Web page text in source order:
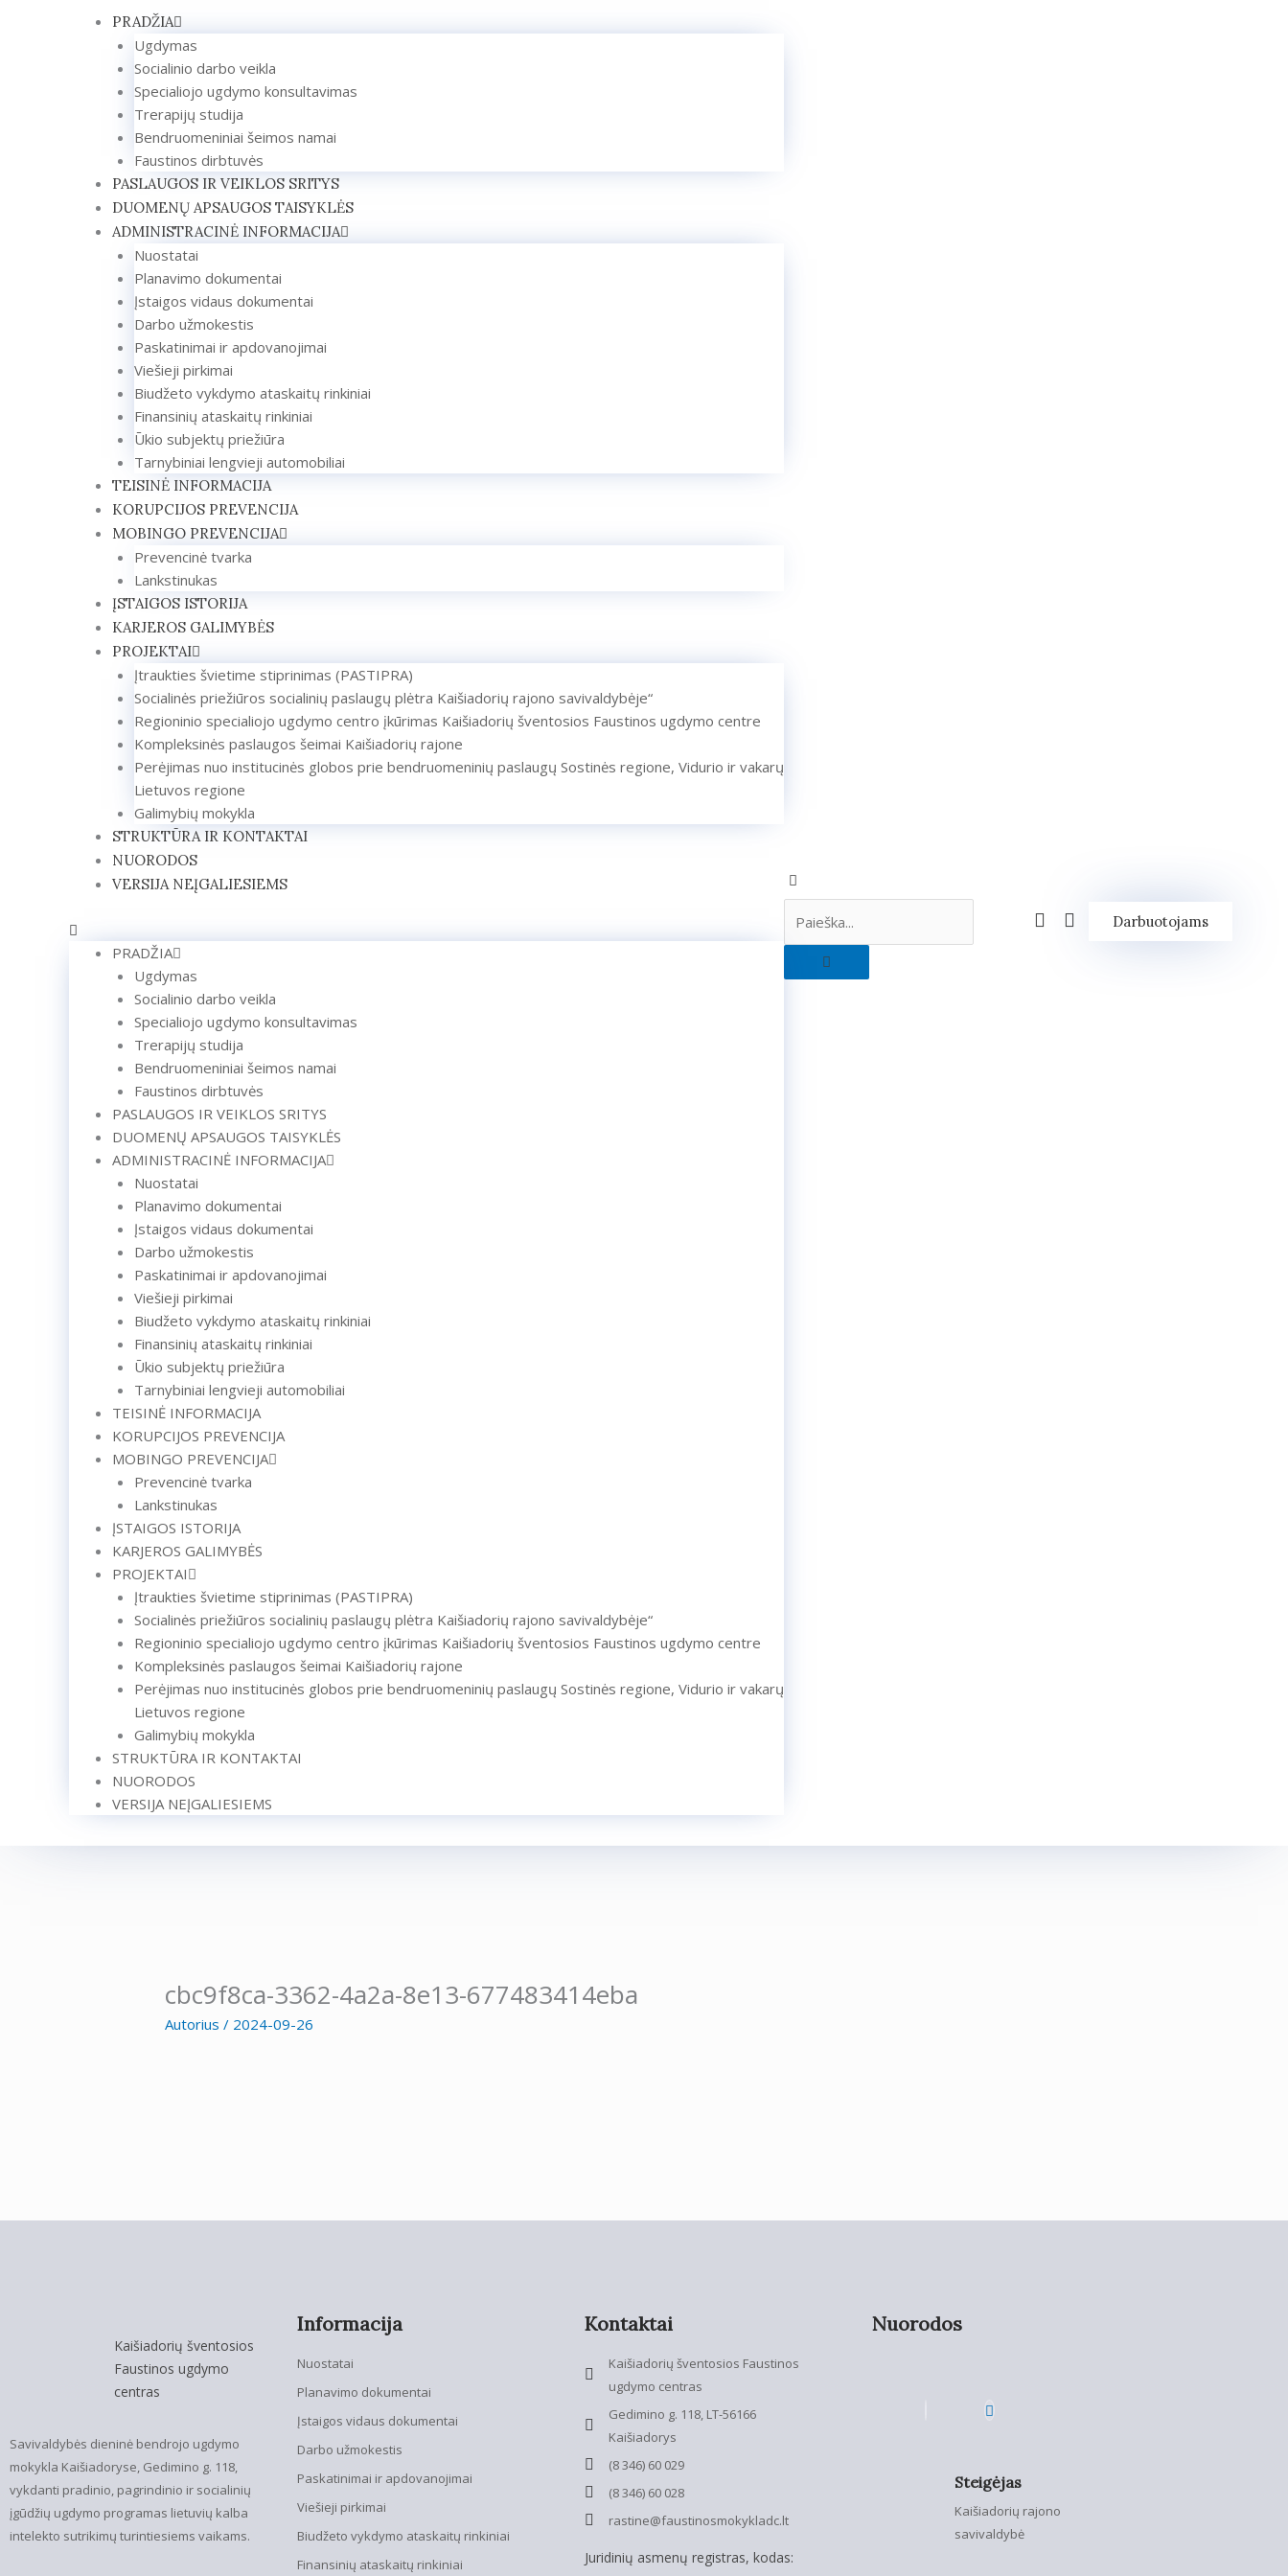
PRADŽIA
Ugdymas
Socialinio darbo veikla
Specialiojo ugdymo konsultavimas
Trerapijų studija
Bendruomeniniai šeimos namai
Faustinos dirbtuvės
PASLAUGOS IR VEIKLOS SRITYS
DUOMENŲ APSAUGOS TAISYKLĖS
ADMINISTRACINĖ INFORMACIJA
Nuostatai
Planavimo dokumentai
Įstaigos vidaus dokumentai
Darbo užmokestis
Paskatinimai ir apdovanojimai
Viešieji pirkimai
Biudžeto vykdymo ataskaitų rinkiniai
Finansinių ataskaitų rinkiniai
Ūkio subjektų priežiūra
Tarnybiniai lengvieji automobiliai
TEISINĖ INFORMACIJA
KORUPCIJOS PREVENCIJA
MOBINGO PREVENCIJA
Prevencinė tvarka
Lankstinukas
ĮSTAIGOS ISTORIJA
KARJEROS GALIMYBĖS
PROJEKTAI
Įtraukties švietime stiprinimas (PASTIPRA)
Socialinės priežiūros socialinių paslaugų plėtra Kaišiadorių rajono savivaldybėje“
Regioninio specialiojo ugdymo centro įkūrimas Kaišiadorių šventosios Faustinos ugdymo centre
Kompleksinės paslaugos šeimai Kaišiadorių rajone
Perėjimas nuo institucinės globos prie bendruomeninių paslaugų Sostinės regione, Vidurio ir vakarų
Lietuvos regione
Galimybių mokykla
STRUKTŪRA IR KONTAKTAI
NUORODOS
VERSIJA NEĮGALIESIEMS
PRADŽIA
Ugdymas
Socialinio darbo veikla
Specialiojo ugdymo konsultavimas
Trerapijų studija
Bendruomeniniai šeimos namai
Faustinos dirbtuvės
PASLAUGOS IR VEIKLOS SRITYS
DUOMENŲ APSAUGOS TAISYKLĖS
ADMINISTRACINĖ INFORMACIJA
Nuostatai
Planavimo dokumentai
Įstaigos vidaus dokumentai
Darbo užmokestis
Paskatinimai ir apdovanojimai
Viešieji pirkimai
Biudžeto vykdymo ataskaitų rinkiniai
Finansinių ataskaitų rinkiniai
Ūkio subjektų priežiūra
Tarnybiniai lengvieji automobiliai
TEISINĖ INFORMACIJA
KORUPCIJOS PREVENCIJA
MOBINGO PREVENCIJA
Prevencinė tvarka
Lankstinukas
ĮSTAIGOS ISTORIJA
KARJEROS GALIMYBĖS
PROJEKTAI
Įtraukties švietime stiprinimas (PASTIPRA)
Socialinės priežiūros socialinių paslaugų plėtra Kaišiadorių rajono savivaldybėje“
Regioninio specialiojo ugdymo centro įkūrimas Kaišiadorių šventosios Faustinos ugdymo centre
Kompleksinės paslaugos šeimai Kaišiadorių rajone
Perėjimas nuo institucinės globos prie bendruomeninių paslaugų Sostinės regione, Vidurio ir vakarų
Lietuvos regione
Galimybių mokykla
STRUKTŪRA IR KONTAKTAI
NUORODOS
VERSIJA NEĮGALIESIEMS
Darbuotojams
cbc9f8ca-3362-4a2a-8e13-677483414eba
Autorius / 2024-09-26
Kaišiadorių šventosios
Faustinos ugdymo
centras
Savivaldybės dieninė bendrojo ugdymo
mokykla Kaišiadoryse, Gedimino g. 118,
vykdanti pradinio, pagrindinio ir socialinių
įgūdžių ugdymo programas lietuvių kalba
intelekto sutrikimų turintiesiems vaikams.
Informacija
Nuostatai
Planavimo dokumentai
Įstaigos vidaus dokumentai
Darbo užmokestis
Paskatinimai ir apdovanojimai
Viešieji pirkimai
Biudžeto vykdymo ataskaitų rinkiniai
Finansinių ataskaitų rinkiniai
Kontaktai
Kaišiadorių šventosios Faustinos
ugdymo centras
Gedimino g. 118, LT-56166
Kaišiadorys
(8 346) 60 029
(8 346) 60 028
rastine@faustinosmokykladc.lt
Juridinių asmenų registras, kodas:
Nuorodos
Steigėjas
Kaišiadorių rajono
savivaldybė